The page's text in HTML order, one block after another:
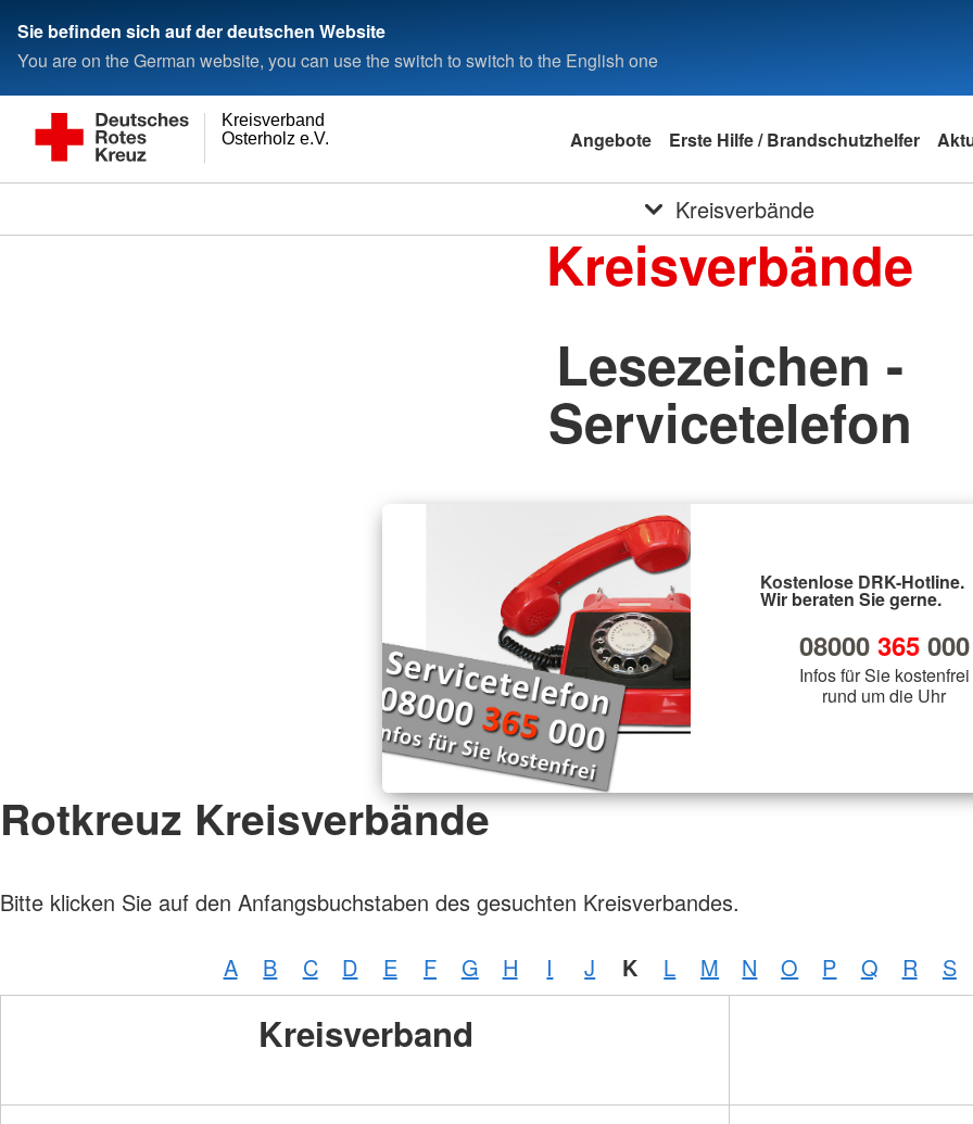
Sie befinden sich auf der deutschen Website
You are on the German website, you can use the switch to switch to the English one
Osterholz e.V.
Kreisverband
Angebote Erste Hilfe / Brandschutzhelfer
Kreisverbände
Kreisverbände
Lesezeichen -
Servicetelefon
Kostenlose DRK-Hotline.
Wir beraten Sie gerne.
08000 365000
Infos für Sie kostenfrei
rund um die Uhr
Rotkreuz Kreisverbände
Bitte klicken Sie auf den Anfangsbuchstaben des gesuchten Kreisverbandes.
A B C D E F G H I J K L M N O P Q R S
Kreisverband